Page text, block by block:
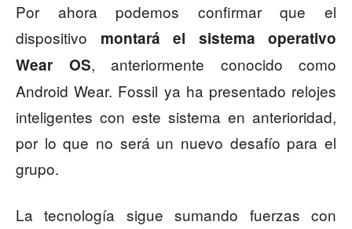
Por ahora podemos confirmar que el
dispositivo montará el sistema operativo
Wear OS, anteriormente conocido como
Android Wear. Fossil ya ha presentado relojes
inteligentes con este sistema en anterioridad,
por lo que no será un nuevo desafío para el
grupo.
La tecnología sigue sumando fuerzas con